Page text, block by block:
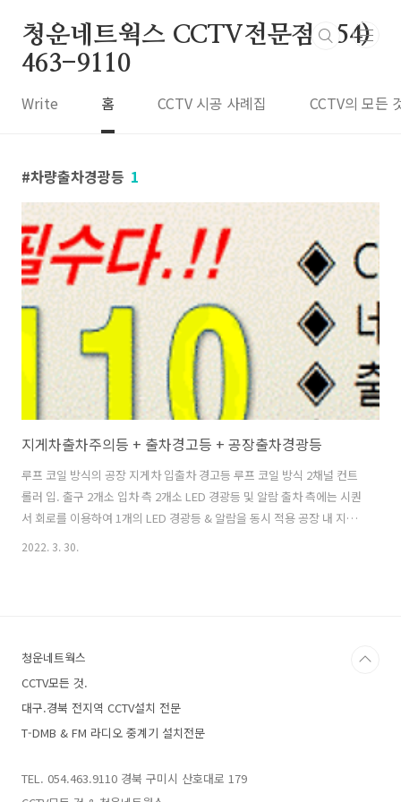
청운네트웍스 CCTV전문점 054)
463-9110
Write 홈 CCTV 시공 사례집 CCTV의 모든
차량출차경광등 1
지게차출차주의등 + 출차경고등 + 공장출차경광등
루프 코일 방식의 공장 지게차 입출차 경고등 루프 코일 방식 2채널 컨트
롤러 입. 출구 2개소 입차 측 2개소 LED 경광등 및 알람 출차 측에는 시퀀
서 회로를 이용하여 1개의 LED 경광등 & 알람을 동시 적용 공장 내 지게
차 운행 시 보행자 안전을 위하여 입/출차 각각 2개소에 LED 경광등 설치
2022. 3. 30.
청운네트웍스
CCTV모든 것.
대구.경북 전지역 CCTV설치 전문
T-DMB & FM 라디오 중계기 설치전문
TEL. 054.463.9110 경북 구미시 산호대로 179